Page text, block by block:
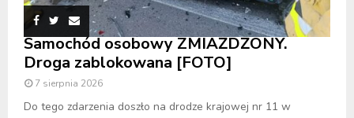
Samochód osobowy ZMIAŻDŻONY.
Droga zablokowana [FOTO]
7 sierpnia 2026
Do tego zdarzenia doszło na drodze krajowej nr 11 w